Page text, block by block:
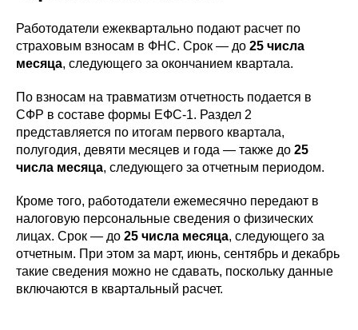
Работодатели ежеквартально подают расчет по
страховым взносам в ФНС. Срок — до 25 числа
месяца, следующего за окончанием квартала.
По взносам на травматизм отчетность подается в
СФР в составе формы ЕФС-1. Раздел 2
представляется по итогам первого квартала,
полугодия, девяти месяцев и года — также до 25
числа месяца, следующего за отчетным периодом.
Кроме того, работодатели ежемесячно передают в
налоговую персональные сведения о физических
лицах. Срок — до 25 числа месяца, следующего за
отчетным. При этом за март, июнь, сентябрь и декабрь
такие сведения можно не сдавать, поскольку данные
включаются в квартальный расчет.